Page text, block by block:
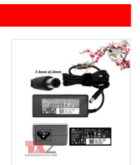
Add to
Wishlist